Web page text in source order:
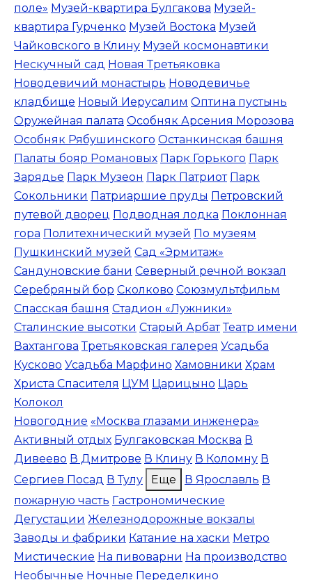
поле» Музей-квартира Булгакова Музей-
квартира Гурченко Музей Востока Музей
Чайковского в Клину Музей космонавтики
Нескучный сад Новая Третьяковка
Новодевичий монастырь Новодевичье
кладбище Новый Иерусалим Оптина пустынь
Оружейная палата Особняк Арсения Морозова
Особняк Рябушинского Останкинская башня
Палаты бояр Романовых Парк Горького Парк
Зарядье Парк Музеон Парк Патриот Парк
Сокольники Патриаршие пруды Петровский
путевой дворец Подводная лодка Поклонная
гора Политехнический музей По музеям
Пушкинский музей Сад «Эрмитаж»
Сандуновские бани Северный речной вокзал
Серебряный бор Сколково Союзмультфильм
Спасская башня Стадион «Лужники»
Сталинские высотки Старый Арбат Театр имени
Вахтангова Третьяковская галерея Усадьба
Кусково Усадьба Марфино Хамовники Храм
Христа Спасителя ЦУМ Царицыно Царь
Колокол
Новогодние «Москва глазами инженера»
Активный отдых Булгаковская Москва В
Дивеево В Дмитрове В Клину В Коломну В
Сергиев Посад В Тулу Еще В Ярославль В
пожарную часть Гастрономические
Дегустации Железнодорожные вокзалы
Заводы и фабрики Катание на хаски Метро
Мистические На пивоварни На производство
Необычные Ночные Переделкино